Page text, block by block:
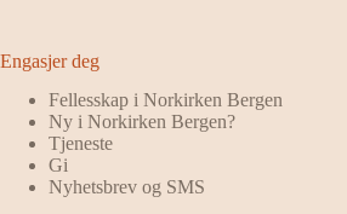
Engasjer deg
Fellesskap i Norkirken Bergen
Ny i Norkirken Bergen?
Tjeneste
Gi
Nyhetsbrev og SMS